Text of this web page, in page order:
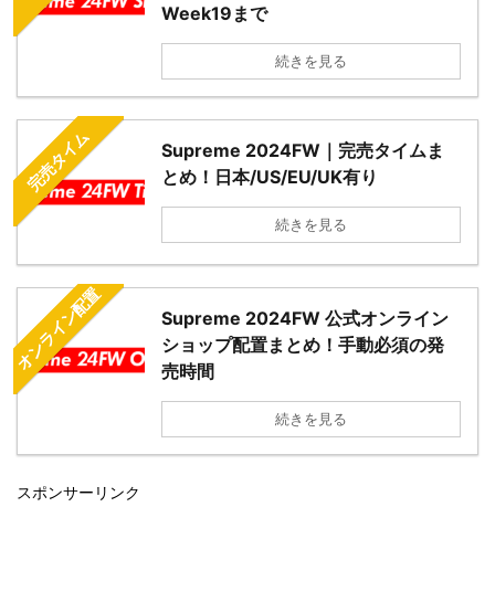
Week19まで
続きを見る
完売タイム
Supreme 2024FW｜完売タイムま
とめ！日本/US/EU/UK有り
続きを見る
オンライン配置
Supreme 2024FW 公式オンライン
ショップ配置まとめ！手動必須の発
売時間
続きを見る
スポンサーリンク